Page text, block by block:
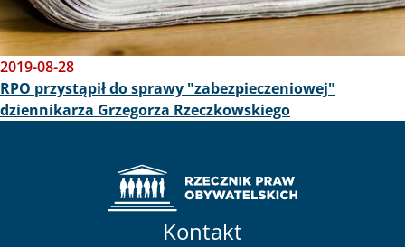
2019-08-28
RPO przystąpił do sprawy "zabezpieczeniowej"
dziennikarza Grzegorza Rzeczkowskiego
Kontakt